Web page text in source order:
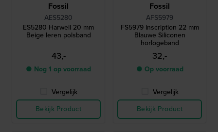
Fossil
AES5280
ES5280 Harwell 20 mm
Beige leren polsband
43,-
● Nog 1 op voorraad
Vergelijk
Bekijk Product
Fossil
AFS5979
FS5979 Inscription 22 mm
Blauwe Siliconen
horlogeband
32,-
● Op voorraad
Vergelijk
Bekijk Product